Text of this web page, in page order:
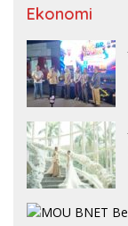
Ekonomi